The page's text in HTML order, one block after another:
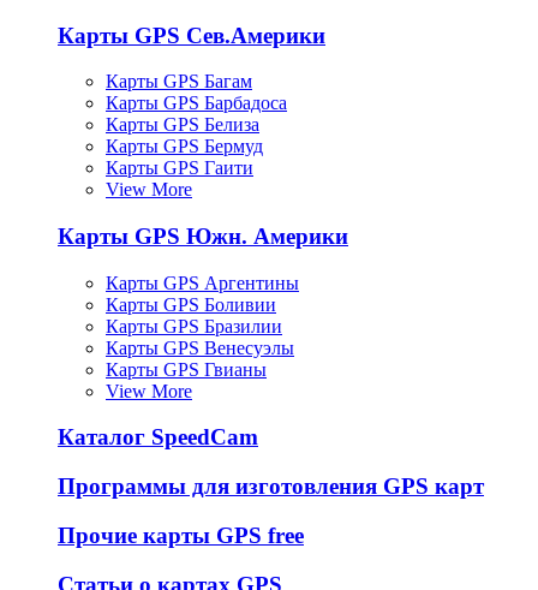
Карты GPS Сев.Америки
Карты GPS Багам
Карты GPS Барбадоса
Карты GPS Белиза
Карты GPS Бермуд
Карты GPS Гаити
View More
Карты GPS Южн. Америки
Карты GPS Аргентины
Карты GPS Боливии
Карты GPS Бразилии
Карты GPS Венесуэлы
Карты GPS Гвианы
View More
Каталог SpeedCam
Программы для изготовления GPS карт
Прочие карты GPS free
Статьи о картах GPS